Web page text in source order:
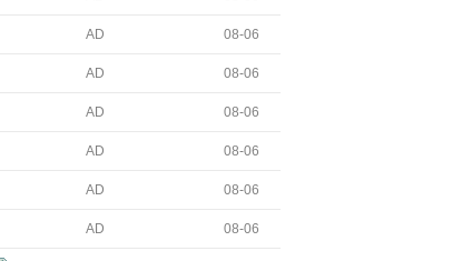
AD 08-06
AD 08-06
AD 08-06
AD 08-06
AD 08-06
AD 08-06